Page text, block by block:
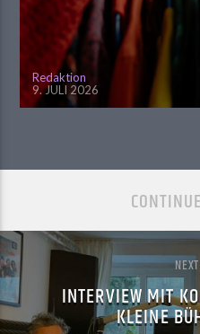
Redaktion
9. JULI 2026
INTERVIEW MIT
KLEINE